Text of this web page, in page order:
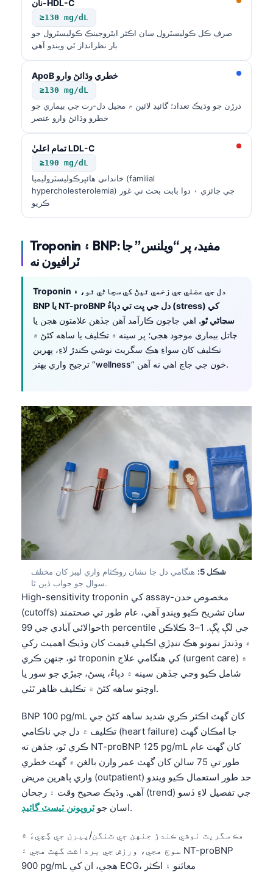
نان-HDL-C
≥130 mg/dL
صرف ڪل ڪوليسٽرول سان اڪثر ايٿروجينڪ ڪوليسٽرول جو
بار نظرانداز ٿي ويندو آهي
ApoB خطري وڌائڻ وارو
≥130 mg/dL
ذرڙن جو وڌيڪ تعداد؛ گائيڊ لائين ۾ مڃيل دل-رت جي بيماري جو
خطرو وڌائڻ وارو عنصر
تمام اعليٰ LDL-C
≥190 mg/dL
خانداني هائپرڪوليسٽروليميا (familial
hypercholesterolemia) جي جائزي ۽ دوا بابت بحث تي غور
ڪريو
Troponin ۽ BNP: مفيد، پر “ويلنس” جا
ٽرافيون نه
Troponin دل جي عضلي جي زخمي ٿيڻ کي سڃاڻي ٿو، ۽
BNP يا NT-proBNP دل جي ڀت تي دٻاءُ (stress) کي
سڃاڻي ٿو. اهي جاچون ڪارآمد آهن جڏهن علامتون هجن يا
ڄاتل بيماري موجود هجي؛ پر سينه ۾ تڪليف يا ساهه کڻڻ ۾
تڪليف کان سواءِ هڪ سگريٽ نوشي ڪندڙ لاءِ، پهرين
ترجيح واري بهتر “wellness” خون جي جاچ اهي نه آهن.
شڪل 5:
هنگامي دل جا نشان روڪٿام واري ليبز کان مختلف
سوال جو جواب ڏين ٿا.
High-sensitivity troponin کي assay-مخصوص حدن
(cutoffs) سان تشريح ڪيو ويندو آهي، عام طور تي صحتمند
حوالائي آبادي جي 99th percentile جي لڳ ڀڳ. 1–3 ڪلاڪن
۾ وڌندڙ نمونو هڪ ننڍڙي اڪيلي قيمت کان وڌيڪ اهميت رکي
ٿو، جنهن ڪري troponin کي هنگامي علاج (urgent care) ۾
شامل ڪيو وڃي جڏهن سينه ۾ دٻاءُ، پسڻ، جبڙي جو سور يا
اوچتو ساهه کڻڻ ۾ تڪليف ظاهر ٿئي.
BNP 100 pg/mL کان گهٽ اڪثر ڪري شديد ساهه کڻڻ جي
تڪليف ۾ دل جي ناڪامي (heart failure) جا امڪان گهٽ
ڪري ٿو، جڏهن ته NT-proBNP 125 pg/mL کان گهٽ عام
طور تي 75 سالن کان گهٽ عمر وارن بالغن ۾ گهٽ خطري
واري ٻاهرين مريض (outpatient) حد طور استعمال ڪيو ويندو
آهي. وڌيڪ صحيح وقت ۽ رجحان (trend) جي تفصيل لاءِ ڏسو
اسان جوٽروپونن ٽيسٽ گائيڊ .
هڪ سگريٽ نوشي ڪندڙ جنهن جي ٽنگن/پيرن جي ڳچيءَ ۾
سوڄ هجي، ورزش جي برداشت گهٽ هجي ۽ NT-proBNP
900 pg/mL هجي، ان کي ECG، معائنو ۽ اڪثرМакедонски јазик
Euskara
Occitan
العربية المغربية
Afrikaans
ພາສາລາວ
Cebuano
ئۇيغۇرچە
Кыргызча
Татар теле
Беларуская мова
Esperanto
Frysk
Norsk bokmål